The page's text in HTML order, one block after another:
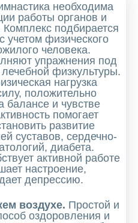
необходима
работы органов и
подбирается
учетом физического
человека.
упражнения под
физкультуры.
нагрузка
положительно
балансе и чувстве
помогает
развитие
суставов, сердечно-
диабета.
активной работе
настроение,
депрессию.
воздухе. Простой и
оздоровления и